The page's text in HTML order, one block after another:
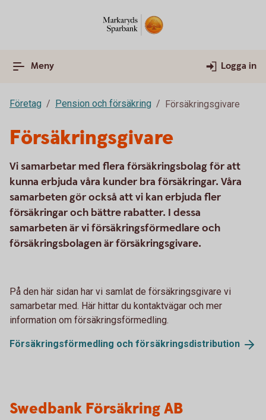
Meny Logga in
Företag Pension och försäkring Försäkringsgivare
Försäkringsgivare
Vi samarbetar med flera försäkringsbolag för att
kunna erbjuda våra kunder bra försäkringar. Våra
samarbeten gör också att vi kan erbjuda fler
försäkringar och bättre rabatter. I dessa
samarbeten är vi försäkringsförmedlare och
försäkringsbolagen är försäkringsgivare.
På den här sidan har vi samlat de försäkringsgivare vi
samarbetar med. Här hittar du kontaktvägar och mer
information om försäkringsförmedling.
Försäkringsförmedling och försäkringsdistribution
Swedbank Försäkring AB